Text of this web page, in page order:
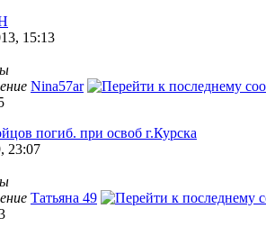
15:13
Nina57ar
погиб. при освоб г.Курска
23:07
Татьяна 49